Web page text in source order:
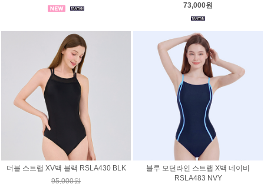
73,000원
더블 스트랩 XV백 블랙 RSLA430 BLK
95,000원
블루 모던라인 스트랩 X백 네이비
RSLA483 NVY